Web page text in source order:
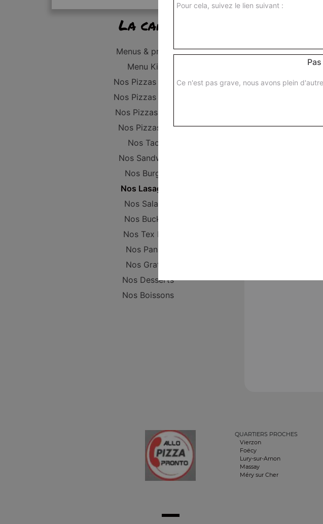
La carte
Menus & promos
Menu Kid's
Nos Pizzas Junior
Nos Pizzas Sénior
Nos Pizzas Méga
Nos Pizzas XXL
Nos Tacos
Nos Sandwichs
Nos Burgers
Nos Lasagnes
Nos Salades
Nos Buckets
Nos Tex Mex
Nos Paninis
Nos Gratins
Nos Desserts
Nos Boissons
Lasagnes
QUARTIERS PROCHES
Vierzon
Foëcy
Lury-sur-Arnon
Massay
Méry sur Cher
Pour cela, suivez le lien suivant :
Ce n'est pas grave, nous avons plein